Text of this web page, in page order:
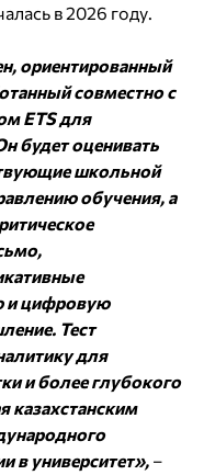
в 2026 году.
ориентированный
совместно с
ETS для
будет оценивать
школьной
обучения, а
и цифровую
Тест
для
и более глубокого
казахстанским
в университет», –